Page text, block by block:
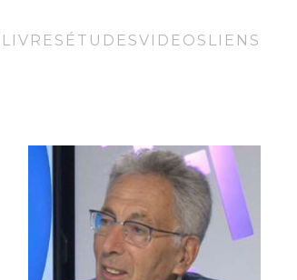
LIVRES ÉTUDESVIDEOS LIENS